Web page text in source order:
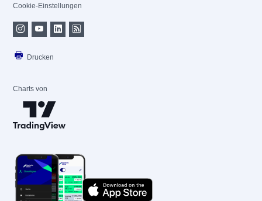
Cookie-Einstellungen
Drucken
Charts von